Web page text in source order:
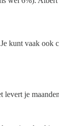
kunt vaak ook
levert je